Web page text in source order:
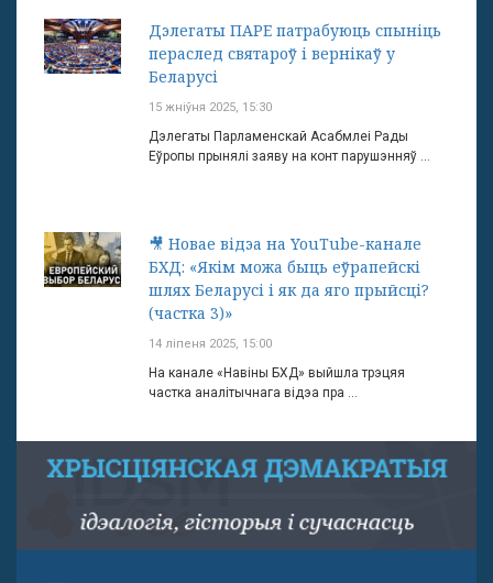
Дэлегаты ПАРЕ патрабуюць спыніць
пераслед святароў і вернікаў у
Беларусі
15 жніўня 2025, 15:30
Дэлегаты Парламенскай Асабмлеі Рады
Еўропы прынялі заяву на конт парушэнняў ...
🎥 Новае відэа на YouTube-канале
БХД: «Якім можа быць еўрапейскі
шлях Беларусі і як да яго прыйсці?
(частка 3)»
14 ліпеня 2025, 15:00
На канале «Навіны БХД» выйшла трэцяя
частка аналітычнага відэа пра ...